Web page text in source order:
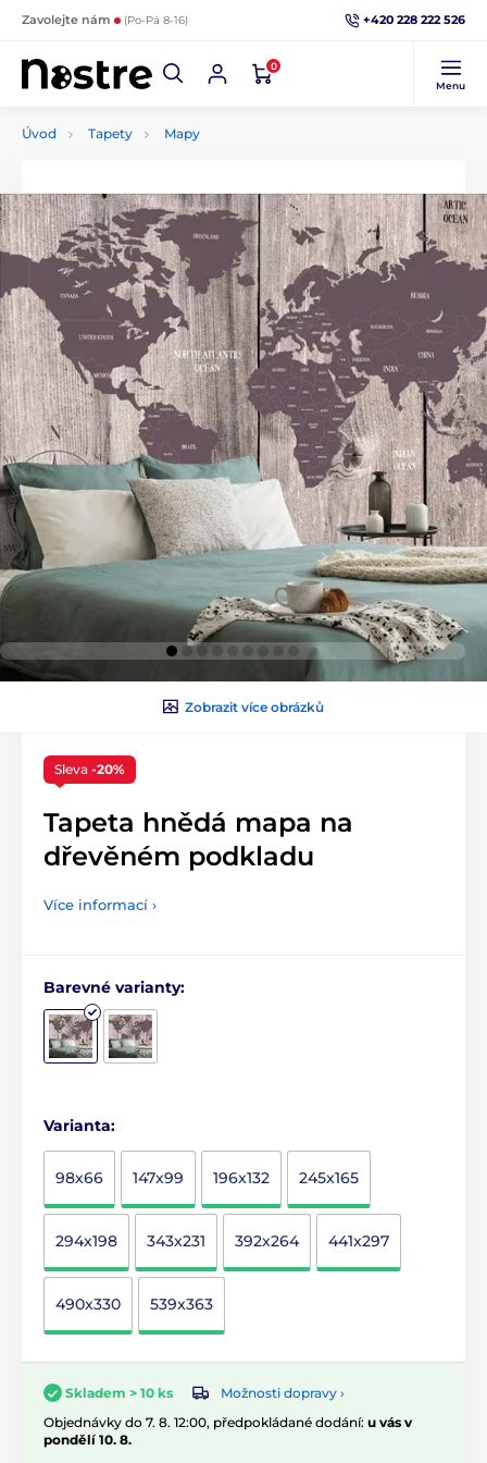
Zavolejte nám (Po-Pá 8-16) +420 228 222 526
0
Menu
Úvod Tapety Mapy
Zobrazit více obrázků
Sleva -20%
Tapeta hnědá mapa na
dřevěném podkladu
Více informací ›
Barevné varianty:
Varianta:
98x66 147x99 196x132 245x165
294x198 343x231 392x264 441x297
490x330 539x363
Skladem > 10 ks
Možnosti dopravy ›
Objednávky do 7. 8. 12:00, předpokládané dodání: u vás v
pondělí 10. 8.